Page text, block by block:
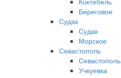
Береговое
Судак
Судак
Морское
Севастополь
Севастополь
Учкуевка